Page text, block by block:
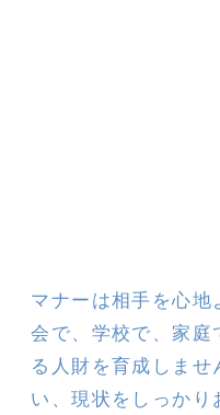
マナーは相手を心
会で、学校で、家
る人財を育成しま
い、現状をしっか